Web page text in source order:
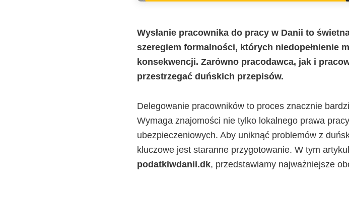
Wysłanie pracownika do pracy w Danii to
szeregiem formalności, których niedopełnienie
konsekwencji. Zarówno pracodawca, jak i
przestrzegać duńskich przepisów.
Delegowanie pracowników to proces znacznie
Wymaga znajomości nie tylko lokalnego prawa
ubezpieczeniowych. Aby uniknąć problemów z
kluczowe jest staranne przygotowanie. W tym
podatkiwdanii.dk, przedstawiamy najważniejsze